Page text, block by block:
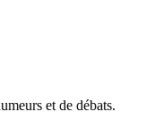
et de débats.